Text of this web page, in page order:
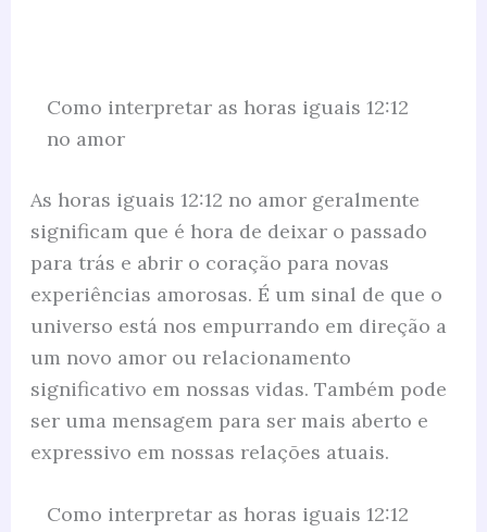
Como interpretar as horas iguais 12:12
no amor
As horas iguais 12:12 no amor geralmente
significam que é hora de deixar o passado
para trás e abrir o coração para novas
experiências amorosas. É um sinal de que o
universo está nos empurrando em direção a
um novo amor ou relacionamento
significativo em nossas vidas. Também pode
ser uma mensagem para ser mais aberto e
expressivo em nossas relações atuais.
Como interpretar as horas iguais 12:12